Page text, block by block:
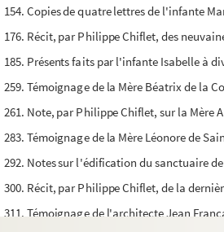
154. Copies de quatre lettres de l'infante
176. Récit, par Philippe Chiflet, des
185. Présents faits par l'infante Isabelle à
259. Témoignage de la Mère Béatrix de la
261. Note, par Philippe Chiflet, sur la Mère
283. Témoignage de la Mère Léonore de
292. Notes sur l'édification du sanctuaire
300. Récit, par Philippe Chiflet, de la
311. Témoignage de l'architecte Jean